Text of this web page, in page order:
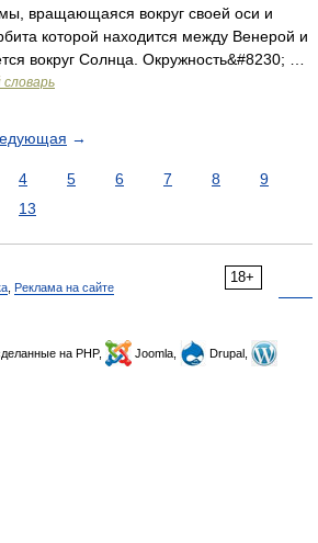
вращающаяся вокруг своей оси и
которой находится между Венерой и
вокруг Солнца. Окружность&#8230; …
→
4 5 6 7 8
9
13
18+
Реклама на сайте
на PHP, Joomla,
Drupal,